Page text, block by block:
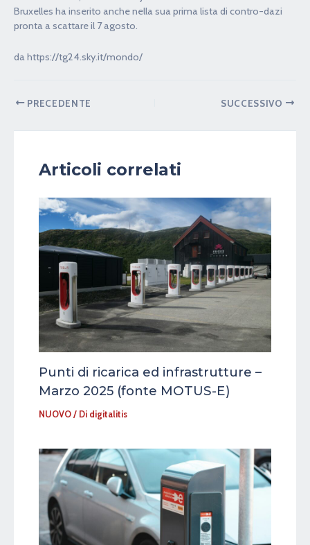
Bruxelles ha inserito anche nella sua prima lista di contro-dazi
pronta a scattare il 7 agosto.
da https://tg24.sky.it/mondo/
PRECEDENTE SUCCESSIVO
Articoli correlati
Punti di ricarica ed infrastrutture –
Marzo 2025 (fonte MOTUS-E)
NUOVO / Di digitalitis